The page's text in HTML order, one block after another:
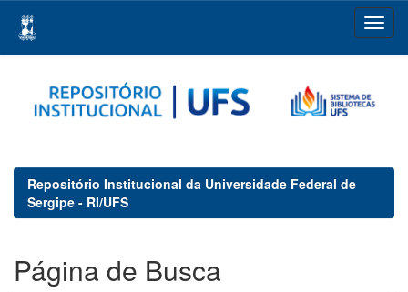
navigation
Repositório Institucional da Universidade Federal de
Sergipe - RI/UFS
Página de Busca